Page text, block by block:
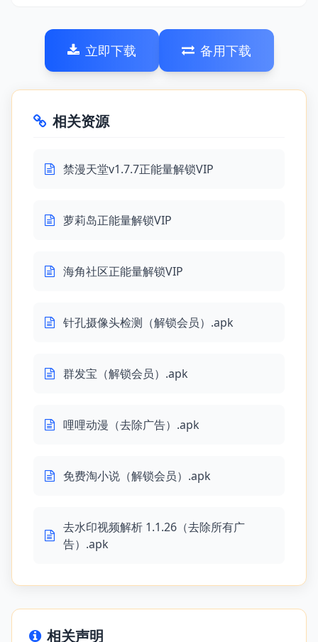
立即下载 备用下载
相关资源
禁漫天堂v1.7.7正能量解锁VIP
萝莉岛正能量解锁VIP
海角社区正能量解锁VIP
针孔摄像头检测（解锁会员）.apk
群发宝（解锁会员）.apk
哩哩动漫（去除广告）.apk
免费淘小说（解锁会员）.apk
去水印视频解析 1.1.26（去除所有广
告）.apk
相关声明